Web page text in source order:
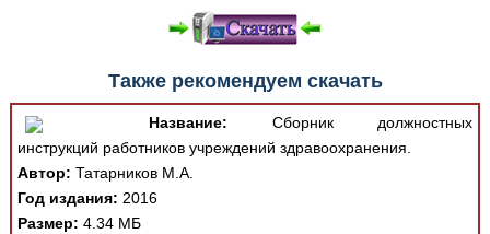
Также рекомендуем скачать
Название: Сборник должностных
инструкций работников учреждений здравоохранения.
Автор: Татарников М.А.
Год издания: 2016
Размер: 4.34 МБ